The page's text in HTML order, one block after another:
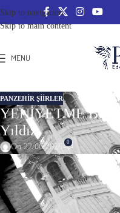
Skip to navigation
Skip to main content
MENU
PANZEHIR ŞIIRLER
YENİYETME BİR
Yıldız
On 22/06/2026 0